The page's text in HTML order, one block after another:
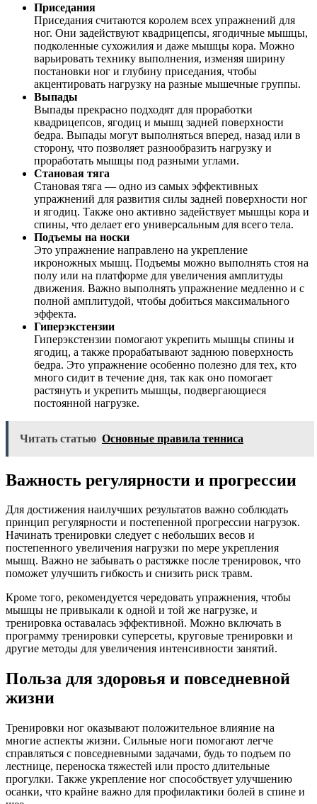
Приседания
Приседания считаются королем всех упражнений для
ног. Они задействуют квадрицепсы, ягодичные мышцы,
подколенные сухожилия и даже мышцы кора. Можно
варьировать технику выполнения, изменяя ширину
постановки ног и глубину приседания, чтобы
акцентировать нагрузку на разные мышечные группы.
Выпады
Выпады прекрасно подходят для проработки
квадрицепсов, ягодиц и мышц задней поверхности
бедра. Выпады могут выполняться вперед, назад или в
сторону, что позволяет разнообразить нагрузку и
проработать мышцы под разными углами.
Становая тяга
Становая тяга — одно из самых эффективных
упражнений для развития силы задней поверхности ног
и ягодиц. Также оно активно задействует мышцы кора и
спины, что делает его универсальным для всего тела.
Подъемы на носки
Это упражнение направлено на укрепление
икроножных мышц. Подъемы можно выполнять стоя на
полу или на платформе для увеличения амплитуды
движения. Важно выполнять упражнение медленно и с
полной амплитудой, чтобы добиться максимального
эффекта.
Гиперэкстензии
Гиперэкстензии помогают укрепить мышцы спины и
ягодиц, а также прорабатывают заднюю поверхность
бедра. Это упражнение особенно полезно для тех, кто
много сидит в течение дня, так как оно помогает
растянуть и укрепить мышцы, подвергающиеся
постоянной нагрузке.
Читать статью Основные правила тенниса
Важность регулярности и прогрессии
Для достижения наилучших результатов важно соблюдать
принцип регулярности и постепенной прогрессии нагрузок.
Начинать тренировки следует с небольших весов и
постепенного увеличения нагрузки по мере укрепления
мышц. Важно не забывать о растяжке после тренировок, что
поможет улучшить гибкость и снизить риск травм.
Кроме того, рекомендуется чередовать упражнения, чтобы
мышцы не привыкали к одной и той же нагрузке, и
тренировка оставалась эффективной. Можно включать в
программу тренировки суперсеты, круговые тренировки и
другие методы для увеличения интенсивности занятий.
Польза для здоровья и повседневной
жизни
Тренировки ног оказывают положительное влияние на
многие аспекты жизни. Сильные ноги помогают легче
справляться с повседневными задачами, будь то подъем по
лестнице, переноска тяжестей или просто длительные
прогулки. Также укрепление ног способствует улучшению
осанки, что крайне важно для профилактики болей в спине и